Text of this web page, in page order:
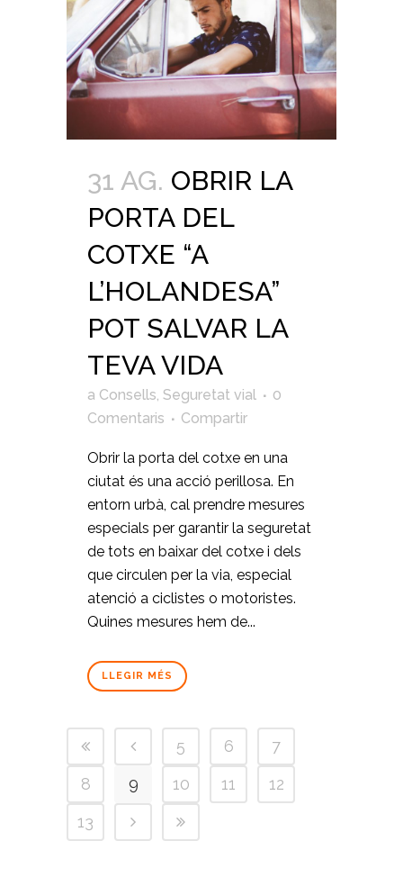
31 AG. OBRIR LA
PORTA DEL
COTXE “A
L’HOLANDESA”
POT SALVAR LA
TEVA VIDA
a Consells Seguretat vial
0
Comentaris
Compartir
Obrir la porta del cotxe en una
ciutat és una acció perillosa. En
entorn urbà, cal prendre mesures
especials per garantir la seguretat
de tots en baixar del cotxe i dels
que circulen per la via, especial
atenció a ciclistes o motoristes.
Quines mesures hem de...
LLEGIR MÉS
5 6
7
8
9 10 11
12
13